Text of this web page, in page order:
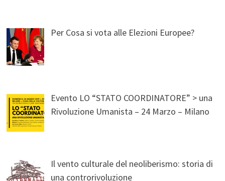
Per Cosa si vota alle Elezioni Europee?
Evento LO “STATO COORDINATORE” > una
Rivoluzione Umanista – 24 Marzo – Milano
Il vento culturale del neoliberismo: storia di
una controrivoluzione